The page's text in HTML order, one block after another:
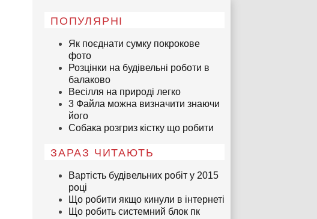
ПОПУЛЯРНІ
Як поєднати сумку покрокове
фото
Розцінки на будівельні роботи в
балаково
Весілля на природі легко
3 Файла можна визначити знаючи
його
Собака розгриз кістку що робити
ЗАРАЗ ЧИТАЮТЬ
Вартість будівельних робіт у 2015
році
Що робити якщо кинули в інтернеті
Що робить системний блок пк